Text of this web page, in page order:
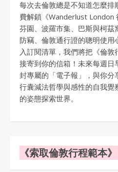
每次去倫敦總是不知道怎麼
費解鎖《Wanderlust London
芬園、波羅市集、巴斯與柯茲
防竊、倫敦通行證的聰明使用
入訂閱清單，我們將把《倫
接寄到你的信箱！未來每週日
封專屬的「電子報」，與你分
行囊減法哲學與感性的自我覺
的姿態探索世界。
《索取倫敦行程範本》